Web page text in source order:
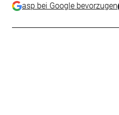
asp bei Google bevorzugen